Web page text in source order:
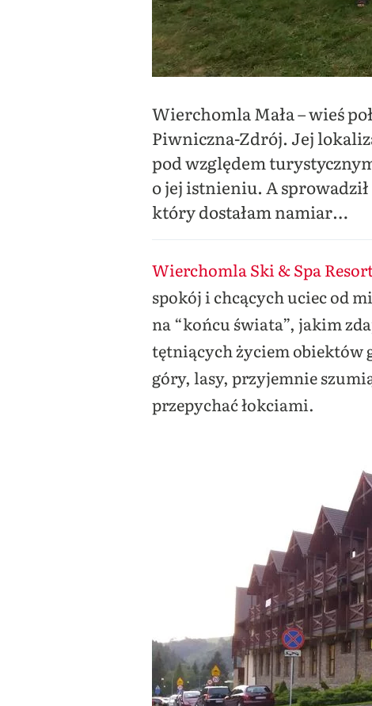
Wierchomla Mała – wieś
Piwniczna-Zdrój. Jej
pod względem
o jej istnieniu. A
który dostałam namiar…
Wierchomla Ski & Spa
spokój i chcących uciec od
na “końcu świata”, jakim
tętniących życiem obiektów
góry, lasy, przyjemnie
przepychać łokciami.